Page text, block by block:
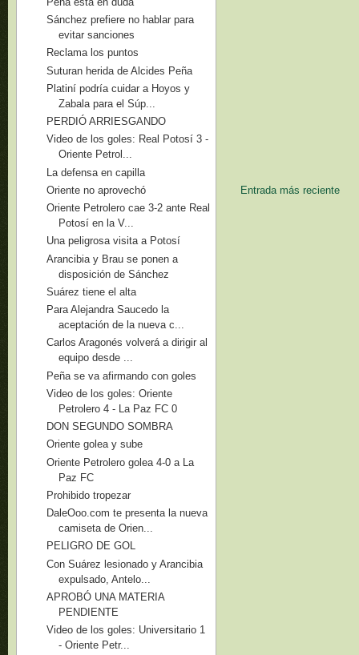
Entrada más reciente
Sánchez prefiere no hablar para
evitar sanciones
Reclama los puntos
Suturan herida de Alcides Peña
Platiní podría cuidar a Hoyos y
Zabala para el Súp...
PERDIÓ ARRIESGANDO
Video de los goles: Real Potosí 3 -
Oriente Petrol...
La defensa en capilla
Oriente no aprovechó
Oriente Petrolero cae 3-2 ante Real
Potosí en la V...
Una peligrosa visita a Potosí
Arancibia y Brau se ponen a
disposición de Sánchez
Suárez tiene el alta
Para Alejandra Saucedo la
aceptación de la nueva c...
Carlos Aragonés volverá a dirigir al
equipo desde ...
Peña se va afirmando con goles
Video de los goles: Oriente
Petrolero 4 - La Paz FC 0
DON SEGUNDO SOMBRA
Oriente golea y sube
Oriente Petrolero golea 4-0 a La
Paz FC
Prohibido tropezar
DaleOoo.com te presenta la nueva
camiseta de Orien...
PELIGRO DE GOL
Con Suárez lesionado y Arancibia
expulsado, Antelo...
APROBÓ UNA MATERIA
PENDIENTE
Video de los goles: Universitario 1
- Oriente Petr...